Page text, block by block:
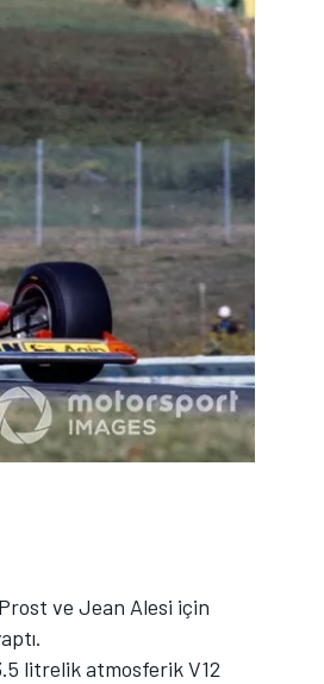
ve Jean Alesi için
litrelik atmosferik V12